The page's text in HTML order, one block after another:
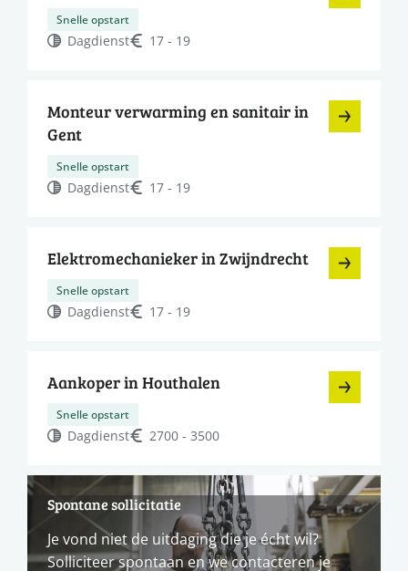
Snelle opstart
Dagdienst 17 - 19
Monteur verwarming en sanitair in
Gent
Snelle opstart
Dagdienst 17 - 19
Elektromechanieker in Zwijndrecht
Snelle opstart
Dagdienst 17 - 19
Aankoper in Houthalen
Snelle opstart
Dagdienst 2700 - 3500
Spontane sollicitatie
Je vond niet de uitdaging die je écht wil?
Solliciteer spontaan en we contacteren je